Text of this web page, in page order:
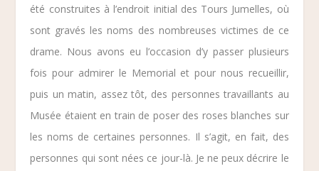
été construites à l’endroit initial des Tours Jumelles, où
sont gravés les noms des nombreuses victimes de ce
drame. Nous avons eu l’occasion d’y passer plusieurs
fois pour admirer le Memorial et pour nous recueillir,
puis un matin, assez tôt, des personnes travaillants au
Musée étaient en train de poser des roses blanches sur
les noms de certaines personnes. Il s’agit, en fait, des
personnes qui sont nées ce jour-là. Je ne peux décrire le